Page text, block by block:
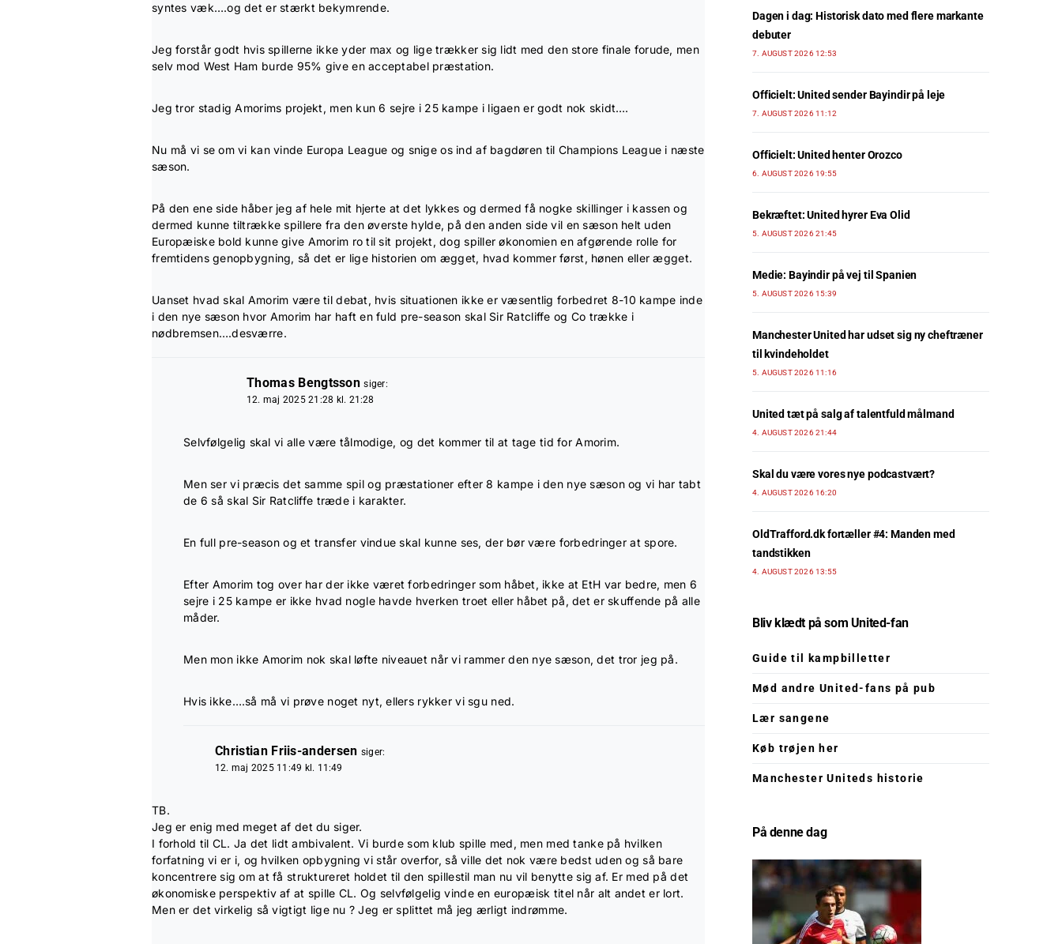
syntes væk….og det er stærkt bekymrende.
Jeg forstår godt hvis spillerne ikke yder max og lige trækker sig lidt med den store finale forude, men
selv mod West Ham burde 95% give en acceptabel præstation.
Jeg tror stadig Amorims projekt, men kun 6 sejre i 25 kampe i ligaen er godt nok skidt….
Nu må vi se om vi kan vinde Europa League og snige os ind af bagdøren til Champions League i næste
sæson.
På den ene side håber jeg af hele mit hjerte at det lykkes og dermed få nogke skillinger i kassen og
dermed kunne tiltrække spillere fra den øverste hylde, på den anden side vil en sæson helt uden
Europæiske bold kunne give Amorim ro til sit projekt, dog spiller økonomien en afgørende rolle for
fremtidens genopbygning, så det er lige historien om ægget, hvad kommer først, hønen eller ægget.
Uanset hvad skal Amorim være til debat, hvis situationen ikke er væsentlig forbedret 8-10 kampe inde
i den nye sæson hvor Amorim har haft en fuld pre-season skal Sir Ratcliffe og Co trække i
nødbremsen….desværre.
Thomas Bengtsson siger:
12. maj 2025 21:28 kl. 21:28
Selvfølgelig skal vi alle være tålmodige, og det kommer til at tage tid for Amorim.
Men ser vi præcis det samme spil og præstationer efter 8 kampe i den nye sæson og vi har tabt
de 6 så skal Sir Ratcliffe træde i karakter.
En full pre-season og et transfer vindue skal kunne ses, der bør være forbedringer at spore.
Efter Amorim tog over har der ikke været forbedringer som håbet, ikke at EtH var bedre, men 6
sejre i 25 kampe er ikke hvad nogle havde hverken troet eller håbet på, det er skuffende på alle
måder.
Men mon ikke Amorim nok skal løfte niveauet når vi rammer den nye sæson, det tror jeg på.
Hvis ikke….så må vi prøve noget nyt, ellers rykker vi sgu ned.
Christian Friis-andersen siger:
12. maj 2025 11:49 kl. 11:49
TB.
Jeg er enig med meget af det du siger.
I forhold til CL. Ja det lidt ambivalent. Vi burde som klub spille med, men med tanke på hvilken
forfatning vi er i, og hvilken opbygning vi står overfor, så ville det nok være bedst uden og så bare
koncentrere sig om at få struktureret holdet til den spillestil man nu vil benytte sig af. Er med på det
økonomiske perspektiv af at spille CL. Og selvfølgelig vinde en europæisk titel når alt andet er lort.
Men er det virkelig så vigtigt lige nu ? Jeg er splittet må jeg ærligt indrømme.
Dagen i dag: Historisk dato med flere markante
debuter
7. AUGUST 2026 12:53
Officielt: United sender Bayindir på leje
7. AUGUST 2026 11:12
Officielt: United henter Orozco
6. AUGUST 2026 19:55
Bekræftet: United hyrer Eva Olid
5. AUGUST 2026 21:45
Medie: Bayindir på vej til Spanien
5. AUGUST 2026 15:39
Manchester United har udset sig ny cheftræner
til kvindeholdet
5. AUGUST 2026 11:16
United tæt på salg af talentfuld målmand
4. AUGUST 2026 21:44
Skal du være vores nye podcastvært?
4. AUGUST 2026 16:20
OldTrafford.dk fortæller #4: Manden med
tandstikken
4. AUGUST 2026 13:55
Bliv klædt på som United-fan
Guide til kampbilletter
Mød andre United-fans på pub
Lær sangene
Køb trøjen her
Manchester Uniteds historie
På denne dag